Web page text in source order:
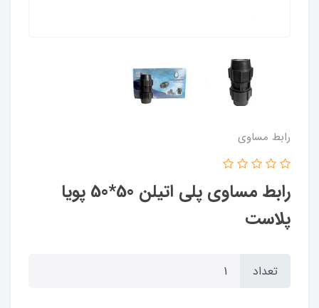
رابط مساوی
رابط مساوی پلی اتیلن 50*50 پویا
پلاست
تعداد